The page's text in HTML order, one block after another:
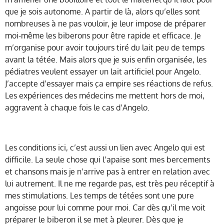
que je sois autonome. A partir de là, alors qu’elles sont
nombreuses à ne pas vouloir, je leur impose de préparer
moi-même les biberons pour être rapide et efficace. Je
m’organise pour avoir toujours tiré du lait peu de temps
avant la tétée. Mais alors que je suis enfin organisée, les
pédiatres veulent essayer un lait artificiel pour Angelo.
J’accepte d’essayer mais ça empire ses réactions de refus.
Les expériences des médecins me mettent hors de moi,
aggravent à chaque fois le cas d’Angelo.
Les conditions ici, c’est aussi un lien avec Angelo qui est
difficile. La seule chose qui l’apaise sont mes bercements
et chansons mais je n’arrive pas à entrer en relation avec
lui autrement. Il ne me regarde pas, est très peu réceptif à
mes stimulations. Les temps de tétées sont une pure
angoisse pour lui comme pour moi. Car dès qu’il me voit
préparer le biberon il se met à pleurer. Dès que je